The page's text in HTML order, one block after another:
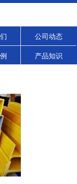
公司动态
产品知识